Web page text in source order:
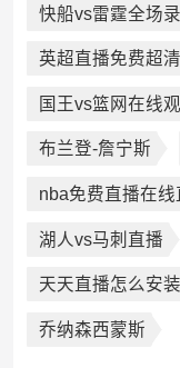
快船vs雷霆全场
英超直播免费超清
国王vs篮网在线
布兰登-詹宁斯
nba免费直播在线
湖人vs马刺直播
天天直播怎么安
乔纳森西蒙斯